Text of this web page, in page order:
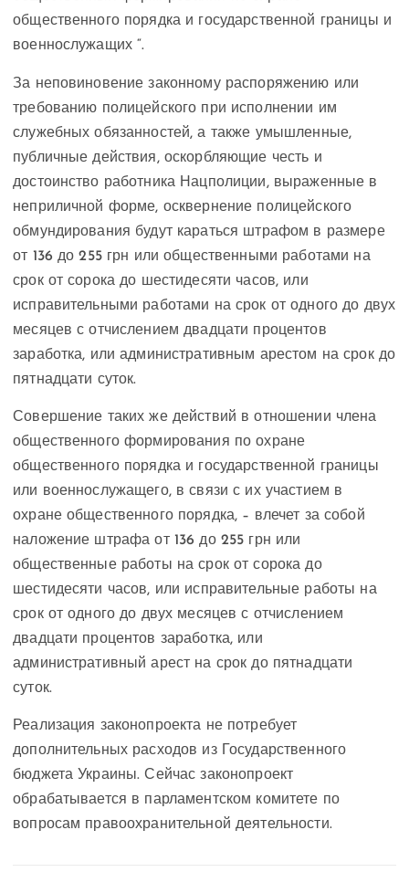
общественного порядка и государственной границы и
военнослужащих “.
За неповиновение законному распоряжению или
требованию полицейского при исполнении им
служебных обязанностей, а также умышленные,
публичные действия, оскорбляющие честь и
достоинство работника Нацполиции, выраженные в
неприличной форме, осквернение полицейского
обмундирования будут караться штрафом в размере
от 136 до 255 грн или общественными работами на
срок от сорока до шестидесяти часов, или
исправительными работами на срок от одного до двух
месяцев с отчислением двадцати процентов
заработка, или административным арестом на срок до
пятнадцати суток.
Совершение таких же действий в отношении члена
общественного формирования по охране
общественного порядка и государственной границы
или военнослужащего, в связи с их участием в
охране общественного порядка, – влечет за собой
наложение штрафа от 136 до 255 грн или
общественные работы на срок от сорока до
шестидесяти часов, или исправительные работы на
срок от одного до двух месяцев с отчислением
двадцати процентов заработка, или
административный арест на срок до пятнадцати
суток.
Реализация законопроекта не потребует
дополнительных расходов из Государственного
бюджета Украины. Сейчас законопроект
обрабатывается в парламентском комитете по
вопросам правоохранительной деятельности.